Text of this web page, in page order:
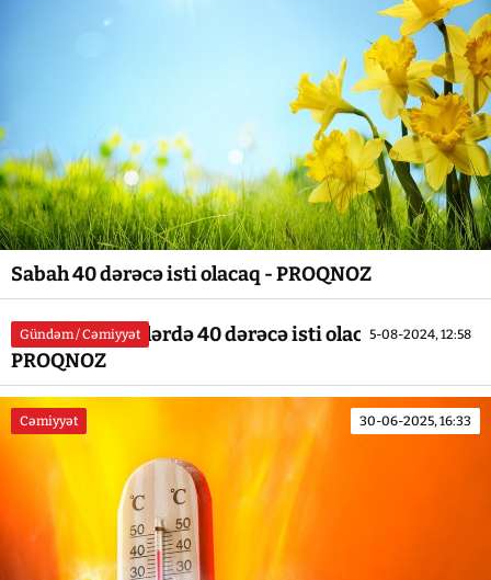
Sabah 40 dərəcə isti olacaq - PROQNOZ
Gündəm / Cəmiyyət 5-08-2024, 12:58
Sabah bəzi yerlərdə 40 dərəcə isti olacaq -
PROQNOZ
Cəmiyyət 30-06-2025, 16:33